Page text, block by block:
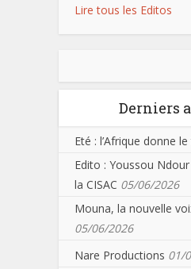
Lire tous les Editos
Derniers
Eté : l’Afrique donne
Edito : Youssou
la CISAC 05/06/2026
Mouna, la nouvelle
05/06/2026
Nare Productions 01/